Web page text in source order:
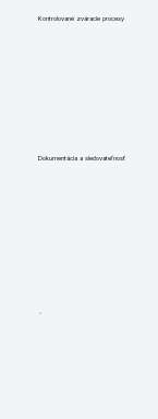
Kontrolované zváracie procesy
Dokumentácia a sledovateľnosť